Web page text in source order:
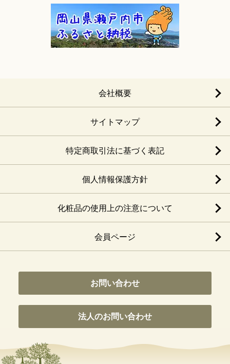
会社概要
サイトマップ
特定商取引法に基づく表記
個人情報保護方針
化粧品の使用上の注意について
会員ページ
お問い合わせ
法人のお問い合わせ